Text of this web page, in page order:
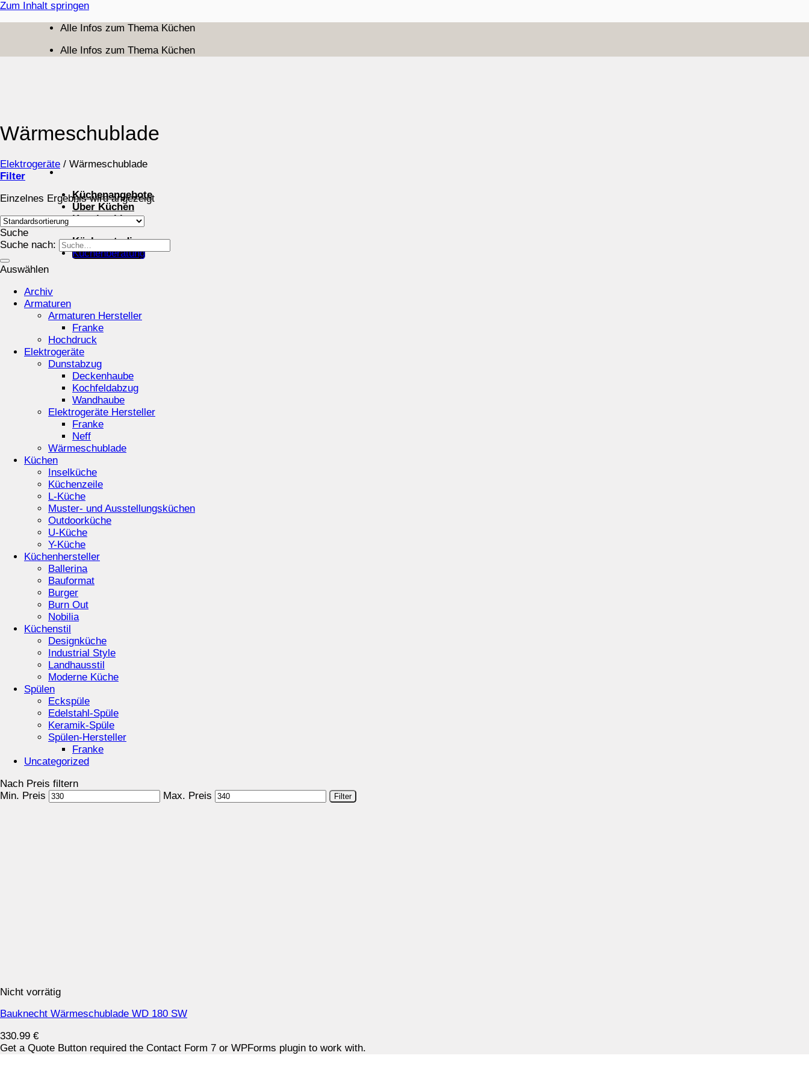
Zum Inhalt springen
Alle Infos zum Thema Küchen
Alle Infos zum Thema Küchen
Küchenangebote
Über Küchen
Kuechenblog
Küchenstudios
Küchenberatung
Wärmeschublade
Elektrogeräte / Wärmeschublade
Filter
Einzelnes Ergebnis wird angezeigt
Suche
Suche nach:
Auswählen
Archiv
Armaturen
Armaturen Hersteller
Franke
Hochdruck
Elektrogeräte
Dunstabzug
Deckenhaube
Kochfeldabzug
Wandhaube
Elektrogeräte Hersteller
Franke
Neff
Wärmeschublade
Küchen
Inselküche
Küchenzeile
L-Küche
Muster- und Ausstellungsküchen
Outdoorküche
U-Küche
Y-Küche
Küchenhersteller
Ballerina
Bauformat
Burger
Burn Out
Nobilia
Küchenstil
Designküche
Industrial Style
Landhausstil
Moderne Küche
Spülen
Eckspüle
Edelstahl-Spüle
Keramik-Spüle
Spülen-Hersteller
Franke
Uncategorized
Nach Preis filtern
Min. Preis
Max. Preis Filter
Nicht vorrätig
Bauknecht Wärmeschublade WD 180 SW
330.99 €
Get a Quote Button required the Contact Form 7 or WPForms plugin to work with.